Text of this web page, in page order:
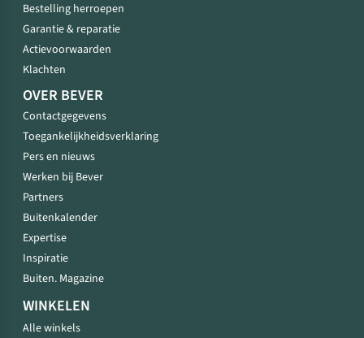
Bestelling herroepen
Garantie & reparatie
Actievoorwaarden
Klachten
OVER BEVER
Contactgegevens
Toegankelijkheidsverklaring
Pers en nieuws
Werken bij Bever
Partners
Buitenkalender
Expertise
Inspiratie
Buiten. Magazine
WINKELEN
Alle winkels